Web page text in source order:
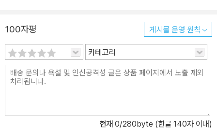
100자평 게시물 운영 원칙
카테고리
현재 0/280byte (한글 140자 이내)